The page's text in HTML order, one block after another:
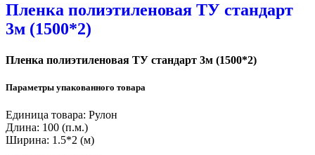
Пленка полиэтиленовая ТУ стандарт
3м (1500*2)
Пленка полиэтиленовая ТУ стандарт 3м (1500*2)
Параметры упакованного товара
Единица товара: Рулон
Длина: 100 (п.м.)
Ширина: 1.5*2 (м)